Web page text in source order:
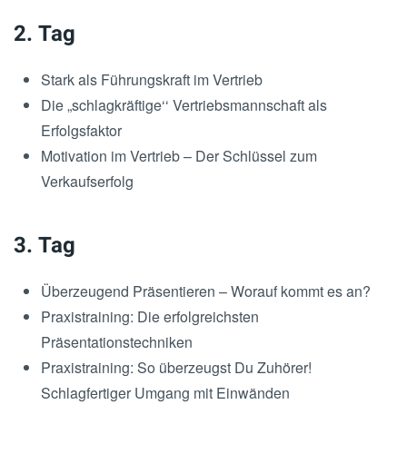
2. Tag
Stark als Führungskraft im Vertrieb
Die „schlagkräftige‘‘ Vertriebsmannschaft als
Erfolgsfaktor
Motivation im Vertrieb – Der Schlüssel zum
Verkaufserfolg
3. Tag
Überzeugend Präsentieren – Worauf kommt es an?
Praxistraining: Die erfolgreichsten
Präsentationstechniken
Praxistraining: So überzeugst Du Zuhörer!
Schlagfertiger Umgang mit Einwänden